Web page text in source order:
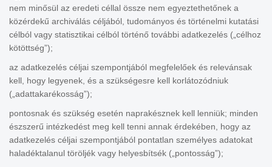
nem minősül az eredeti céllal össze nem egyeztethetőnek a
közérdekű archiválás céljából, tudományos és történelmi kutatási
célból vagy statisztikai célból történő további adatkezelés („célhoz
kötöttség”);
az adatkezelés céljai szempontjából megfelelőek és relevánsak
kell, hogy legyenek, és a szükségesre kell korlátozódniuk
(„adattakarékosság”);
pontosnak és szükség esetén naprakésznek kell lenniük; minden
észszerű intézkedést meg kell tenni annak érdekében, hogy az
adatkezelés céljai szempontjából pontatlan személyes adatokat
haladéktalanul töröljék vagy helyesbítsék („pontosság”);